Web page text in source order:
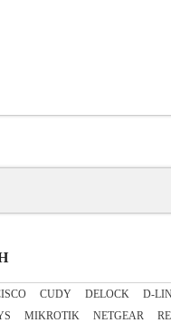
CUDY DELOCK D-
MIKROTIK NETGEAR